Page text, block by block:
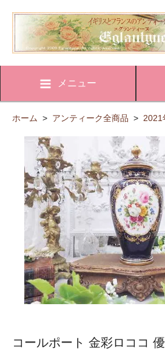
メニュー
ホーム > アンティーク全商品 > 2021
コールポート 金彩ロココ